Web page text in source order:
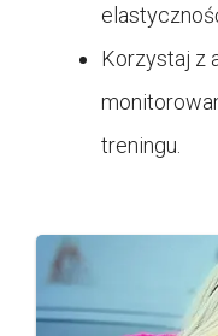
Korzystaj z
treningu.